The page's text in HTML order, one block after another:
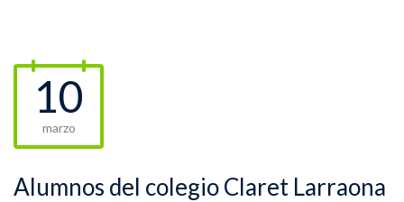
10
marzo
Alumnos del colegio Claret Larraona